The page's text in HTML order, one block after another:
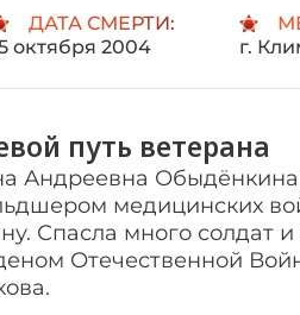
ДАТА СМЕРТИ:
октября 2004
г.
путь ветерана
Андреевна
медицинских
Спасла много солдат
Отечественной